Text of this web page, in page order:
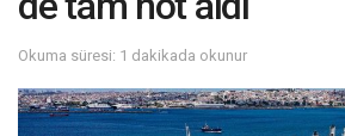
Okuma süresi: 1 dakikada okunur